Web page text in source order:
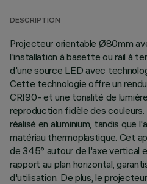
DESCRIPTION
Projecteur orientable Ø80mm
l'installation à basette ou rail à
d'une source LED avec
Cette technologie offre un
CRI90- et une tonalité de
reproduction fidèle des
réalisé en aluminium, tandis que
matériau thermoplastique. Cet
de 345° autour de l'axe vertical
rapport au plan horizontal,
d'utilisation. De plus, le